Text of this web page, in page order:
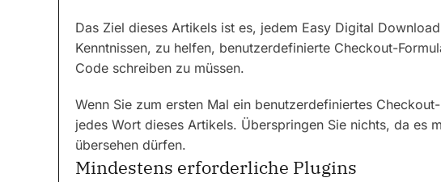
Das Ziel dieses Artikels ist es, jedem Easy Digital
Kenntnissen, zu helfen, benutzerdefinierte Checkout-
Code schreiben zu müssen.
Wenn Sie zum ersten Mal ein benutzerdefiniertes
jedes Wort dieses Artikels. Überspringen Sie nichts, da es
übersehen dürfen.
Mindestens erforderliche Plugins